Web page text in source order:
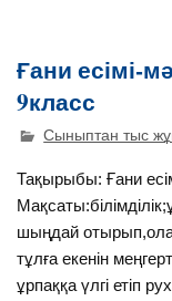
Ғани есімі-
9класс
Сыныптан тыс
Тақырыбы: Ғани
шыңдай
тұлға екенін
ұрпаққа үлгі етіп